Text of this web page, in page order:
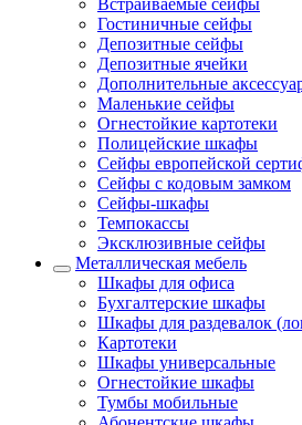
Гостиничные сейфы
Депозитные сейфы
Депозитные ячейки
Дополнительные
Маленькие сейфы
Огнестойкие картотеки
Полицейские шкафы
Сейфы европейской
Сейфы с кодовым замком
Сейфы-шкафы
Темпокассы
Эксклюзивные сейфы
Металлическая мебель
Шкафы для офиса
Бухгалтерские шкафы
Шкафы для раздевалок
Картотеки
Шкафы универсальные
Огнестойкие шкафы
Тумбы мобильные